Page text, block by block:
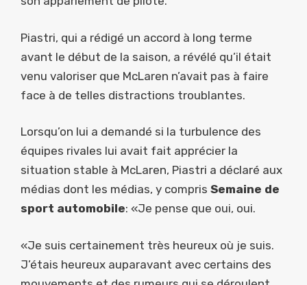
Piastri, qui a rédigé un accord à long terme
avant le début de la saison, a révélé qu’il était
venu valoriser que McLaren n’avait pas à faire
face à de telles distractions troublantes.
Lorsqu’on lui a demandé si la turbulence des
équipes rivales lui avait fait apprécier la
situation stable à McLaren, Piastri a déclaré aux
médias dont les médias, y compris Semaine de
sport automobile: «Je pense que oui, oui.
«Je suis certainement très heureux où je suis.
J’étais heureux auparavant avec certains des